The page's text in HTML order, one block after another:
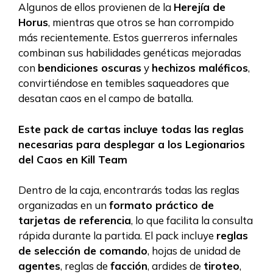
Algunos de ellos provienen de la Herejía de
Horus, mientras que otros se han corrompido
más recientemente. Estos guerreros infernales
combinan sus habilidades genéticas mejoradas
con bendiciones oscurasy hechizos maléficos,
convirtiéndose en temibles saqueadores que
desatan caos en el campo de batalla.
Este pack de cartas incluye todas las reglas
necesarias para desplegar a los Legionarios
del Caos en Kill Team
Dentro de la caja, encontrarás todas las reglas
organizadas en unformato práctico de
tarjetas de referencia, lo que facilita la consulta
rápida durante la partida. El pack incluye reglas
de selección de comando, hojas de unidad de
agentes, reglas de facción, ardides de tiroteo,